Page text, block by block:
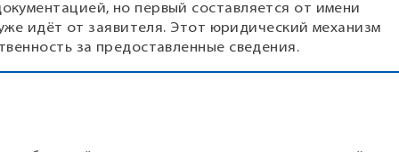
но первый составляется от имени
идёт от заявителя. Этот юридический механизм
за предоставленные сведения.